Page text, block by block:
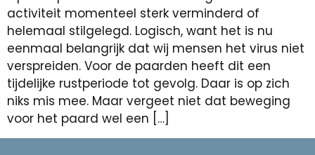
activiteit momenteel sterk verminderd of
helemaal stilgelegd. Logisch, want het is nu
eenmaal belangrijk dat wij mensen het virus niet
verspreiden. Voor de paarden heeft dit een
tijdelijke rustperiode tot gevolg. Daar is op zich
niks mis mee. Maar vergeet niet dat beweging
voor het paard wel een […]